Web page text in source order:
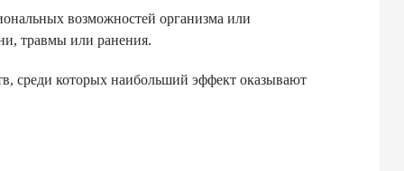
возможностей организма или
травмы или ранения.
среди которых наибольший эффект оказывают